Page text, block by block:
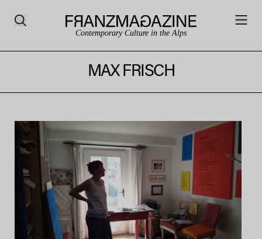
Contemporary Culture in the Alps
MAX FRISCH